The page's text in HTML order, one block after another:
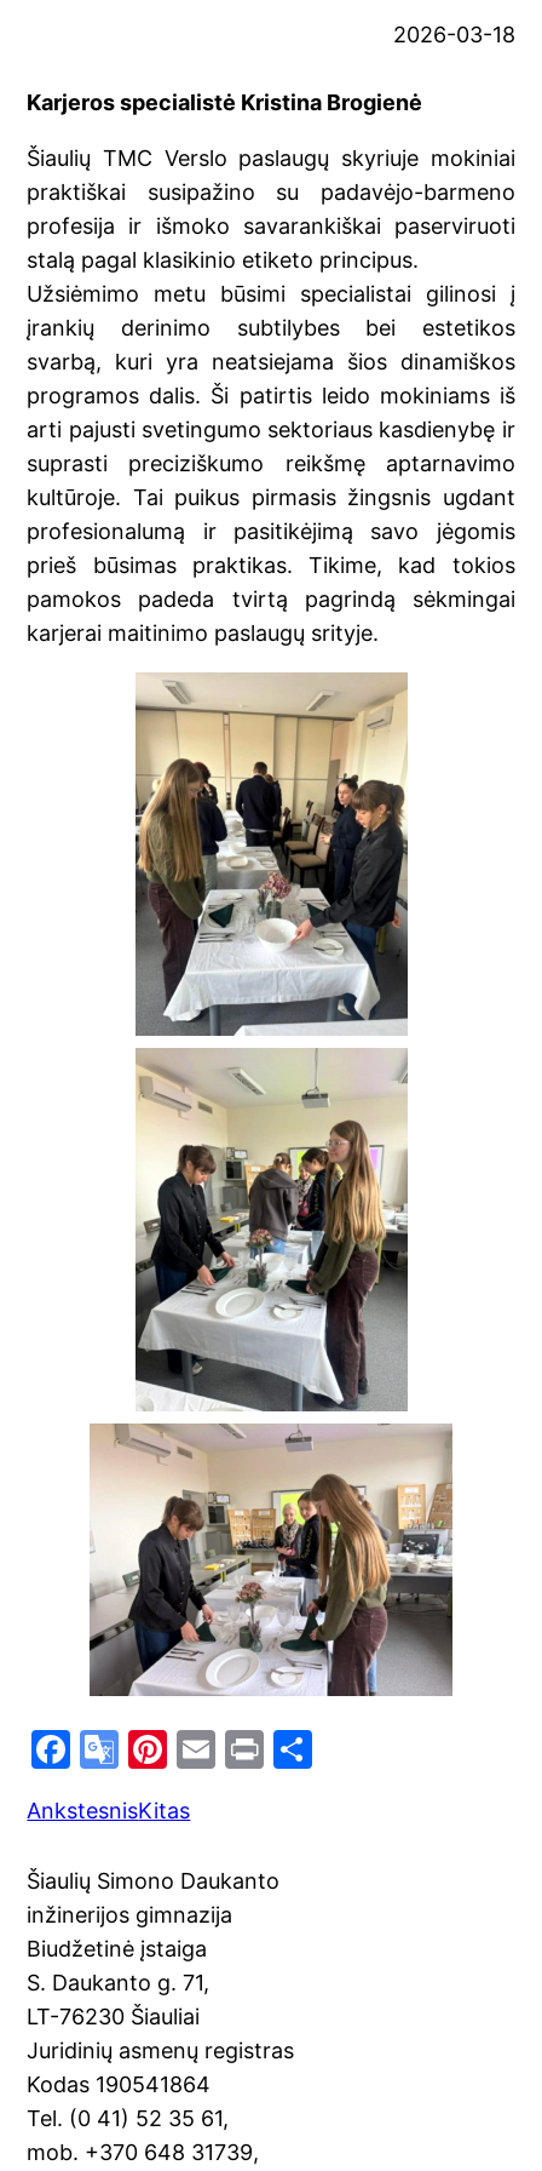
2026-03-18
Karjeros specialistė Kristina Brogienė
Šiaulių TMC Verslo paslaugų skyriuje mokiniai
praktiškai susipažino su padavėjo-barmeno
profesija ir išmoko savarankiškai paserviruoti
stalą pagal klasikinio etiketo principus.
Užsiėmimo metu būsimi specialistai gilinosi į
įrankių derinimo subtilybes bei estetikos
svarbą, kuri yra neatsiejama šios dinamiškos
programos dalis. Ši patirtis leido mokiniams iš
arti pajusti svetingumo sektoriaus kasdienybę ir
suprasti preciziškumo reikšmę aptarnavimo
kultūroje. Tai puikus pirmasis žingsnis ugdant
profesionalumą ir pasitikėjimą savo jėgomis
prieš būsimas praktikas. Tikime, kad tokios
pamokos padeda tvirtą pagrindą sėkmingai
karjerai maitinimo paslaugų srityje.
F
c
e
b
o
o
k
G
o
gl
e
Tr
a
n
sl
at
e
Pi
er
e
st
E
l
Pr
AnkstesnisKitas
Šiaulių Simono Daukanto
inžinerijos gimnazija
Biudžetinė įstaiga
S. Daukanto g. 71,
LT-76230 Šiauliai
Juridinių asmenų registras
Kodas 190541864
Tel. (0 41) 52 35 61,
mob. +370 648 31739,